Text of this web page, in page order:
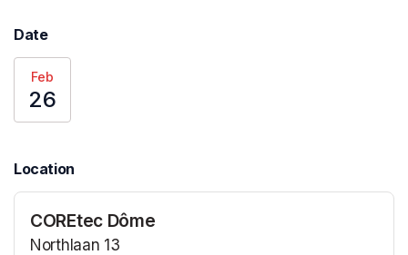
Date
Feb
26
Location
COREtec Dôme
Northlaan 13